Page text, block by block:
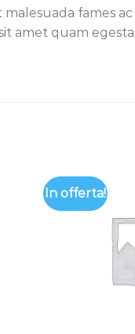
fames
amet quam
In offerta!